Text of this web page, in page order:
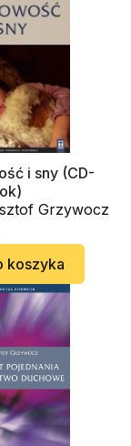
i sny (CD-
Grzywocz
koszyka